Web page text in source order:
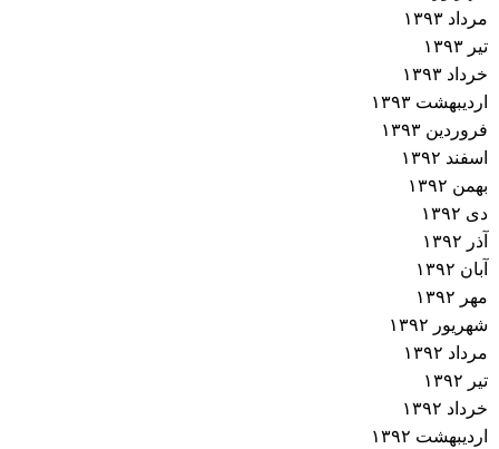
مرداد ۱۳۹۳
تیر ۱۳۹۳
خرداد ۱۳۹۳
اردیبهشت ۱۳۹۳
فروردین ۱۳۹۳
اسفند ۱۳۹۲
بهمن ۱۳۹۲
دی ۱۳۹۲
آذر ۱۳۹۲
آبان ۱۳۹۲
مهر ۱۳۹۲
شهریور ۱۳۹۲
مرداد ۱۳۹۲
تیر ۱۳۹۲
خرداد ۱۳۹۲
اردیبهشت ۱۳۹۲